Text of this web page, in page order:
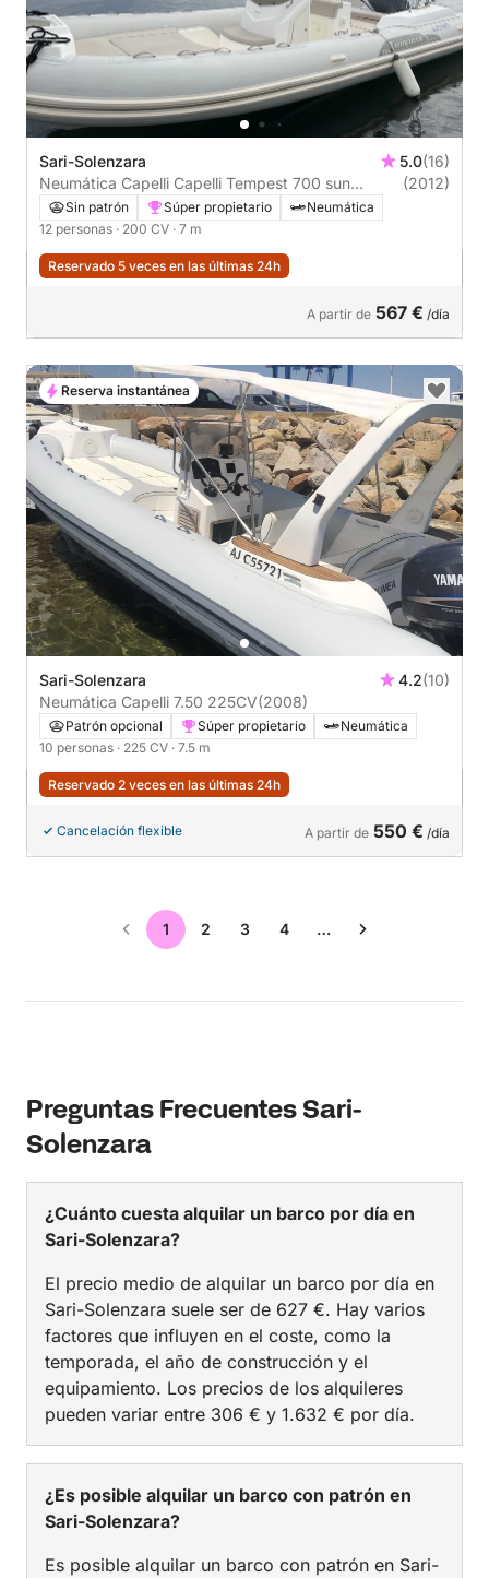
Sari-Solenzara 5.0(16)
Neumática Capelli Capelli Tempest 700 sun
200CV 200CV
(2012)
Sin patrón Súper propietario
Neumática
12 personas · 200 CV · 7 m
Reservado 5 veces en las últimas 24h
A partir de 567 € /día
Sari-Solenzara 4.2(10)
Neumática Capelli 7.50 225CV(2008)
Patrón opcional Súper propietario
Neumática
10 personas · 225 CV · 7.5 m
Reservado 2 veces en las últimas 24h
Cancelación flexible A partir de 550 € /día
Reserva instantánea
1 2 3 4 …
Preguntas Frecuentes Sari-
Solenzara
¿Cuánto cuesta alquilar un barco por día en
Sari-Solenzara?
El precio medio de alquilar un barco por día en
Sari-Solenzara suele ser de 627 €. Hay varios
factores que influyen en el coste, como la
temporada, el año de construcción y el
equipamiento. Los precios de los alquileres
pueden variar entre 306 € y 1.632 € por día.
¿Es posible alquilar un barco con patrón en
Sari-Solenzara?
Es posible alquilar un barco con patrón en Sari-